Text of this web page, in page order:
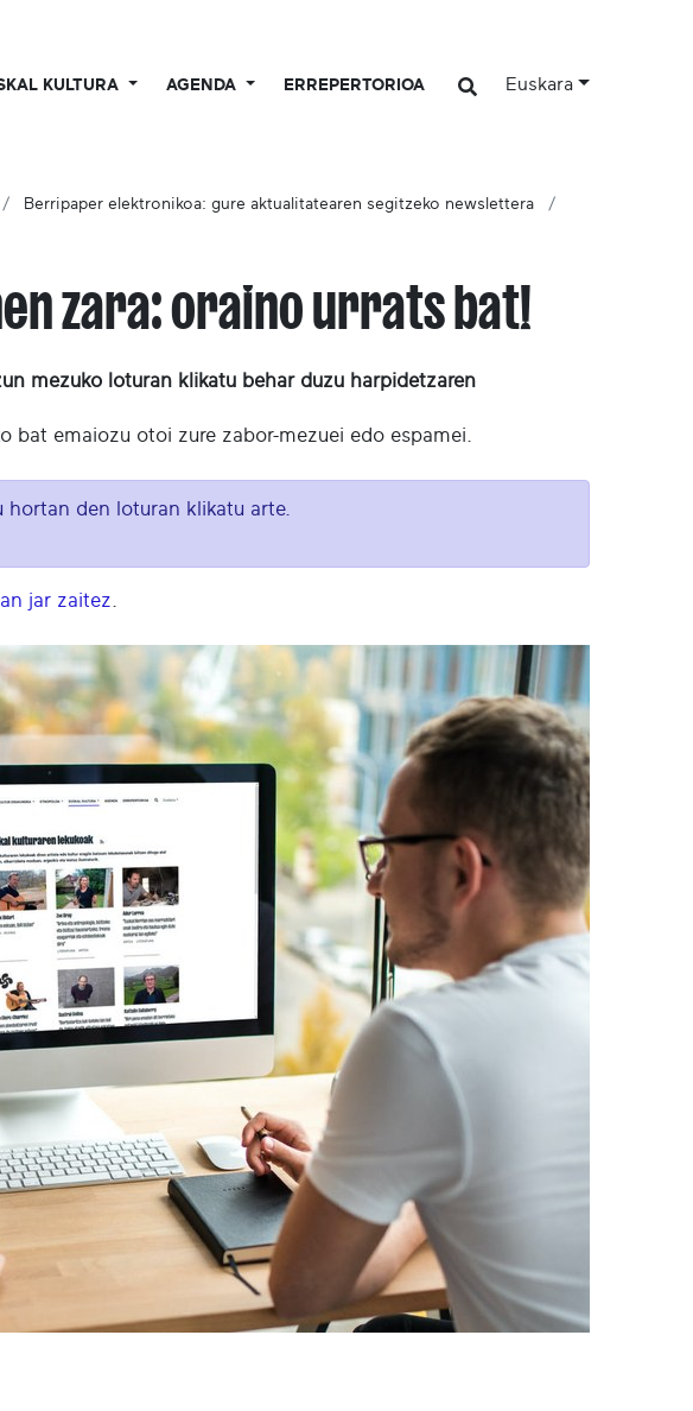
KULTURA AGENDA ERREPERTORIOA Euskara
Berripaper elektronikoa: gure aktualitatearen segitzeko newslettera
zara: oraino urrats bat!
mezuko loturan klikatu behar duzu harpidetzaren
bat emaiozu otoi zure zabor-mezuei edo espamei.
den loturan klikatu arte.
jar zaitez